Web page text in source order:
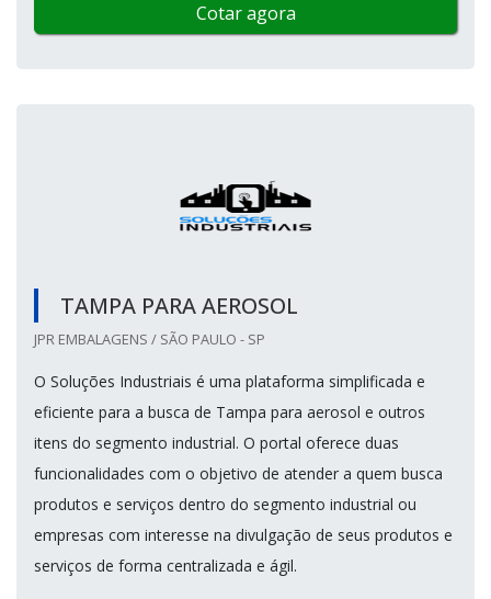
Cotar agora
TAMPA PARA AEROSOL
JPR EMBALAGENS / SÃO PAULO - SP
O Soluções Industriais é uma plataforma simplificada e
eficiente para a busca de Tampa para aerosol e outros
itens do segmento industrial. O portal oferece duas
funcionalidades com o objetivo de atender a quem busca
produtos e serviços dentro do segmento industrial ou
empresas com interesse na divulgação de seus produtos e
serviços de forma centralizada e ágil.